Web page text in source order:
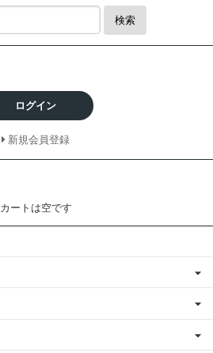
検索
ログイン
新規会員登録
カートは空です